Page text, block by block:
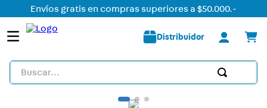
Envíos gratis en compras superiores a $50.000.-
Distribuidor
Buscar...
TÉRMINOS MÁS BUSCADOS